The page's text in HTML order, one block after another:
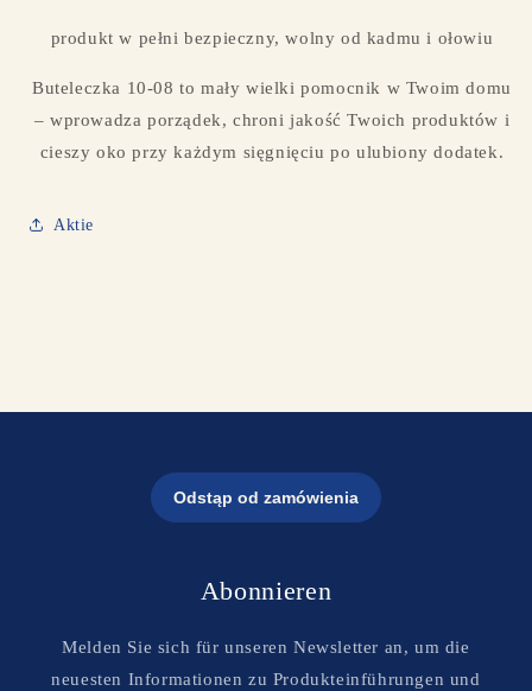
produkt w pełni bezpieczny, wolny od kadmu i ołowiu
Buteleczka 10-08 to mały wielki pomocnik w Twoim domu
– wprowadza porządek, chroni jakość Twoich produktów i
cieszy oko przy każdym sięgnięciu po ulubiony dodatek.
Aktie
Abonnieren
Melden Sie sich für unseren Newsletter an, um die
neuesten Informationen zu Produkteinführungen und